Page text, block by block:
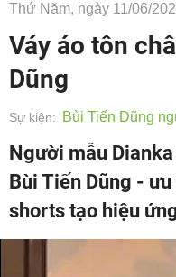
Thứ Năm, ngày 11/06/
Váy áo tôn
Dũng
Sự kiện: Bùi Tiến Dũng
Người mẫu
Bùi Tiến Dũng -
shorts tạo hiệu